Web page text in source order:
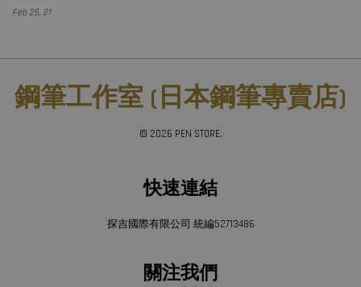
Feb 25, 21
鋼筆工作室 (日本鋼筆專賣店)
© 2026 PEN STORE.
快速連結
探吉國際有限公司 統編52713486
關注我們